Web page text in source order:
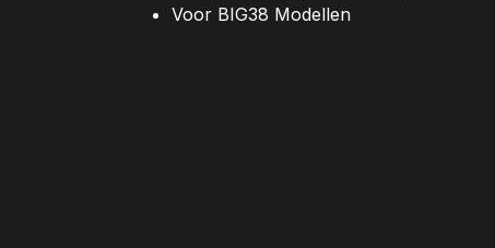
Voor BIG38 Modellen